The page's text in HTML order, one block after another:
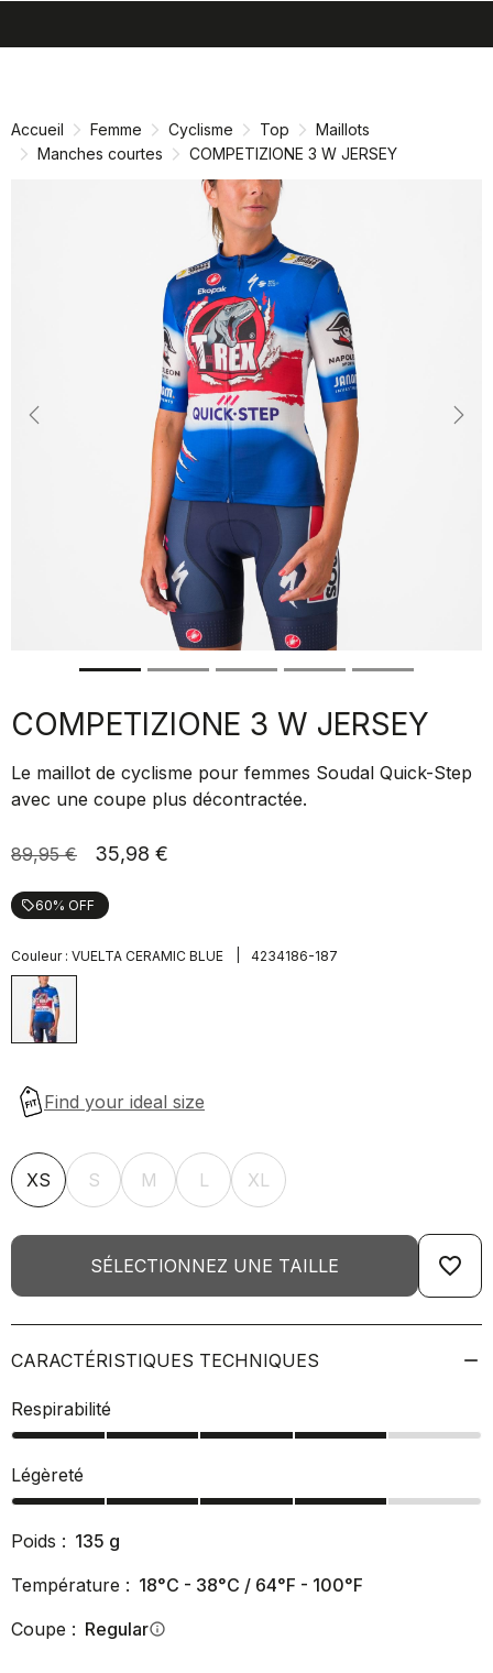
directement
navigation
directement
Accueil Femme Cyclisme Top
Maillots
Manches courtes
COMPETIZIONE 3 W JERSEY
Previous
COMPETIZIONE 3 W JERSEY
Le maillot de cyclisme pour femmes Soudal Quick-Step
avec une coupe plus décontractée.
89,95 € 35,98 €
local_offer60% OFF
Couleur : VUELTA CERAMIC BLUE 4234186-187
XS S M L XL
SÉLECTIONNEZ UNE TAILLE favorite_border
CARACTÉRISTIQUES TECHNIQUES
Respirabilité
Légèreté
Poids : 135 g
Température : 18°C - 38°C / 64°F - 100°F
Coupe : Regularinfo